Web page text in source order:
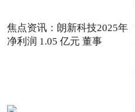
焦点资讯：朗新科技2025年
净利润 1.05 亿元 董事